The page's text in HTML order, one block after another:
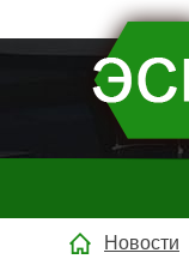
Новости